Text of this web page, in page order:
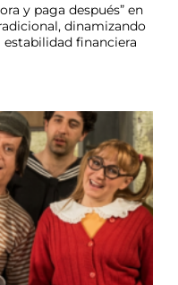
y paga después” en
dinamizando
financiera